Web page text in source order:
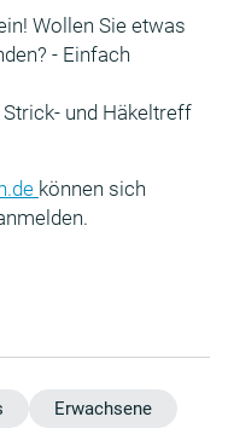
Wollen Sie etwas
- Einfach
und Häkeltreff
können sich
Erwachsene